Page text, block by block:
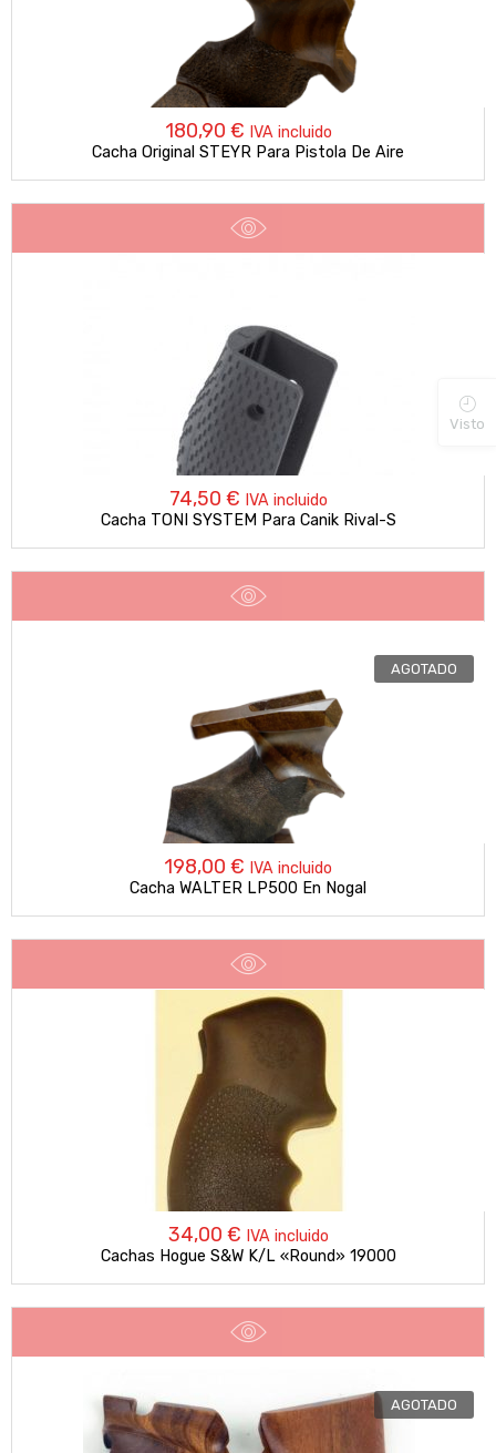
180,90 € IVA incluido
Cacha Original STEYR Para Pistola De Aire
74,50 € IVA incluido
Cacha TONI SYSTEM Para Canik Rival-S
AGOTADO
198,00 € IVA incluido
Cacha WALTER LP500 En Nogal
34,00 € IVA incluido
Cachas Hogue S&W K/L «Round» 19000
AGOTADO
Visto